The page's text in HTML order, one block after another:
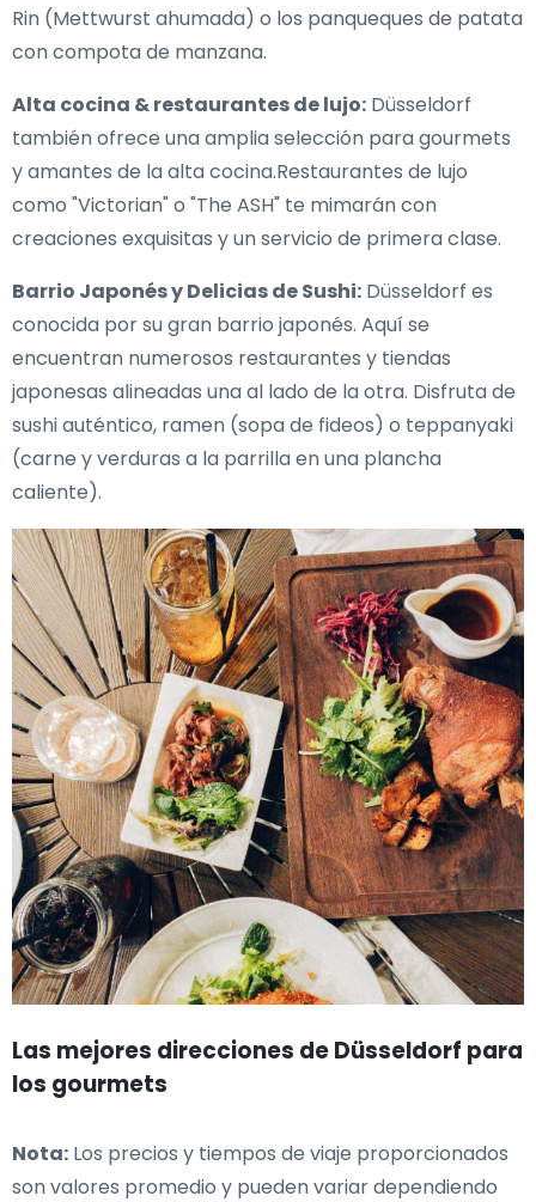
Rin (Mettwurst ahumada) o los panqueques de patata
con compota de manzana.
Alta cocina & restaurantes de lujo: Düsseldorf
también ofrece una amplia selección para gourmets
y amantes de la alta cocina.Restaurantes de lujo
como "Victorian" o "The ASH" te mimarán con
creaciones exquisitas y un servicio de primera clase.
Barrio Japonés y Delicias de Sushi: Düsseldorf es
conocida por su gran barrio japonés. Aquí se
encuentran numerosos restaurantes y tiendas
japonesas alineadas una al lado de la otra. Disfruta de
sushi auténtico, ramen (sopa de fideos) o teppanyaki
(carne y verduras a la parrilla en una plancha
caliente).
Las mejores direcciones de Düsseldorf para
los gourmets
Nota: Los precios y tiempos de viaje proporcionados
son valores promedio y pueden variar dependiendo